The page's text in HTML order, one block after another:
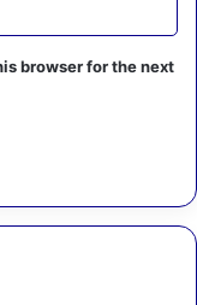
browser for the next